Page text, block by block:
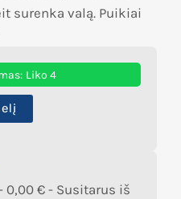
surenka valą. Puikiai
Liko 4
0,00 € - Susitarus iš